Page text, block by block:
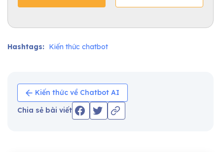
Hashtags: Kiến thức chatbot
Kiến thức về Chatbot AI
Chia sẻ bài viết